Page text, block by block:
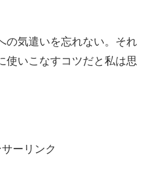
の気遣いを忘れない。それ
使いこなすコツだと私は思
ーリンク